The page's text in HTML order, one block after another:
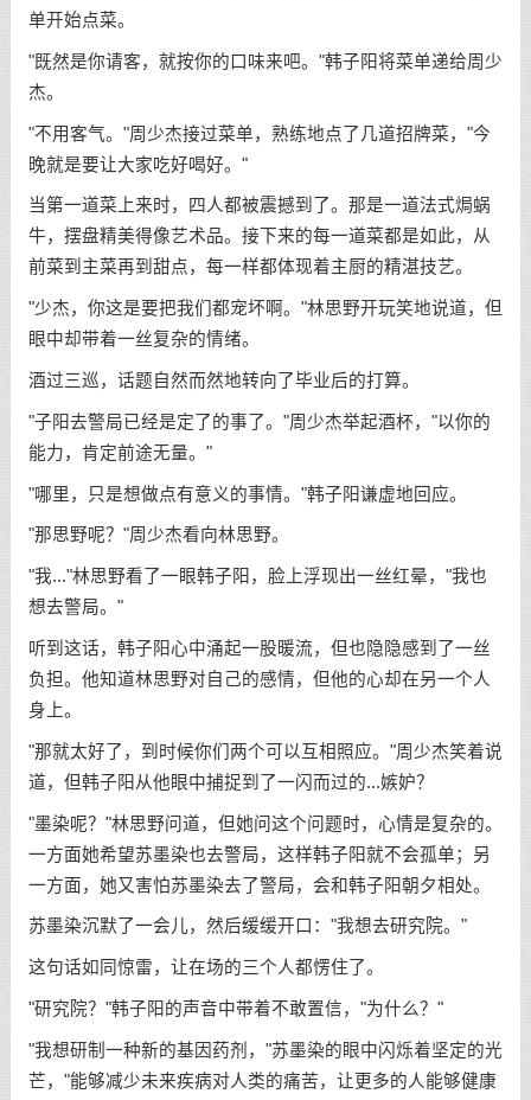
单开始点菜。
"既然是你请客，就按你的口味来吧。"韩子阳将菜单递给周少
杰。
"不用客气。"周少杰接过菜单，熟练地点了几道招牌菜，"今
晚就是要让大家吃好喝好。"
当第一道菜上来时，四人都被震撼到了。那是一道法式焗蜗
牛，摆盘精美得像艺术品。接下来的每一道菜都是如此，从
前菜到主菜再到甜点，每一样都体现着主厨的精湛技艺。
"少杰，你这是要把我们都宠坏啊。"林思野开玩笑地说道，但
眼中却带着一丝复杂的情绪。
酒过三巡，话题自然而然地转向了毕业后的打算。
"子阳去警局已经是定了的事了。"周少杰举起酒杯，"以你的
能力，肯定前途无量。"
"哪里，只是想做点有意义的事情。"韩子阳谦虚地回应。
"那思野呢？"周少杰看向林思野。
"我..."林思野看了一眼韩子阳，脸上浮现出一丝红晕，"我也
想去警局。"
听到这话，韩子阳心中涌起一股暖流，但也隐隐感到了一丝
负担。他知道林思野对自己的感情，但他的心却在另一个人
身上。
"那就太好了，到时候你们两个可以互相照应。"周少杰笑着说
道，但韩子阳从他眼中捕捉到了一闪而过的...嫉妒？
"墨染呢？"林思野问道，但她问这个问题时，心情是复杂的。
一方面她希望苏墨染也去警局，这样韩子阳就不会孤单；另
一方面，她又害怕苏墨染去了警局，会和韩子阳朝夕相处。
苏墨染沉默了一会儿，然后缓缓开口："我想去研究院。"
这句话如同惊雷，让在场的三个人都愣住了。
"研究院？"韩子阳的声音中带着不敢置信，"为什么？"
"我想研制一种新的基因药剂，"苏墨染的眼中闪烁着坚定的光
芒，"能够减少未来疾病对人类的痛苦，让更多的人能够健康